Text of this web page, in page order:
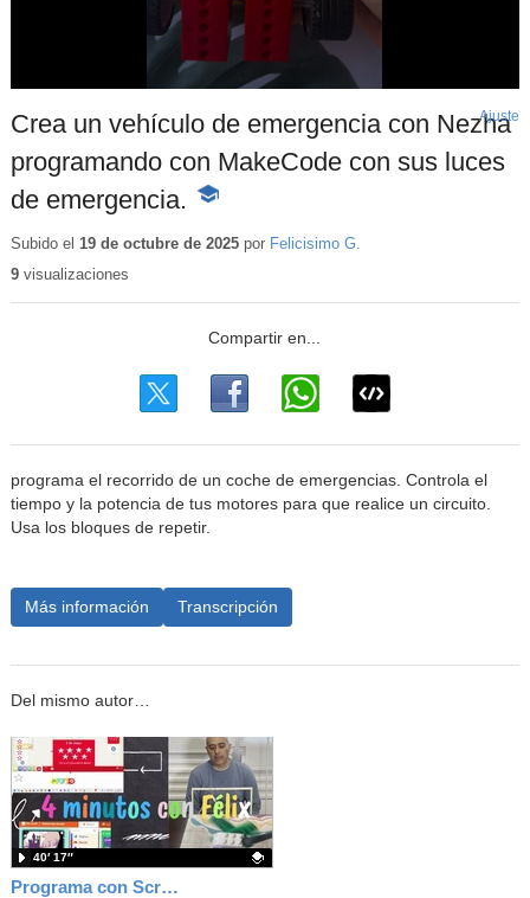
Crea un vehículo de emergencia con Nezha
programando con MakeCode con sus luces
de emergencia.
-
educativo
Ajuste
Subido el 19 de octubre de 2025por Felicisimo G.
9visualizaciones
programa el recorrido de un coche de emergencias. Controla el
tiempo y la potencia de tus motores para que realice un circuito.
Usa los bloques de repetir.
Más información Transcripción
Del mismo autor…
Programa con Scratch, 8 diferentes juegos para vivir la emoción de los partidos de España en el mundial 2026
40′ 17″